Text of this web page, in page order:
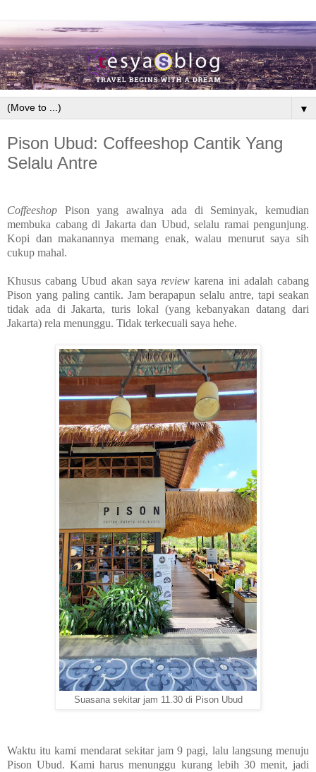
▼
Pison Ubud: Coffeeshop Cantik Yang
Selalu Antre
Coffeeshop Pison yang awalnya ada di Seminyak, kemudian
membuka cabang di Jakarta dan Ubud, selalu ramai pengunjung.
Kopi dan makanannya memang enak, walau menurut saya sih
cukup mahal.
Khusus cabang Ubud akan sayareview karena ini adalah cabang
Pison yang paling cantik. Jam berapapun selalu antre, tapi seakan
tidak ada di Jakarta, turis lokal (yang kebanyakan datang dari
Jakarta) rela menunggu. Tidak terkecuali saya hehe.
Suasana sekitar jam 11.30 di Pison Ubud
Waktu itu kami mendarat sekitar jam 9 pagi, lalu langsung menuju
Pison Ubud. Kami harus menunggu kurang lebih 30 menit, jadi